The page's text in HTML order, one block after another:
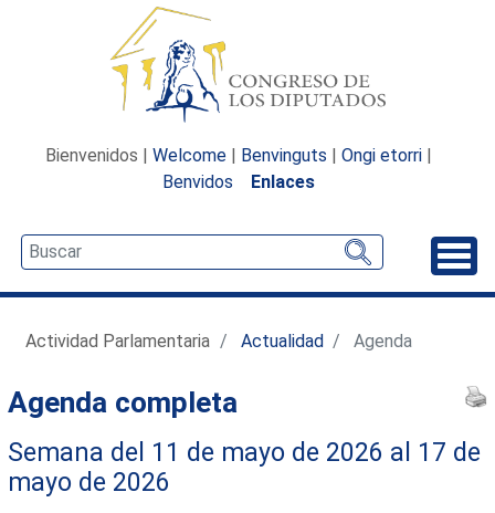
Bienvenidos | Welcome | Benvinguts | Ongi etorri |
Benvidos
Enlaces
Actividad Parlamentaria Actualidad Agenda
Agenda completa
Semana del 11 de mayo de 2026 al 17 de
mayo de 2026